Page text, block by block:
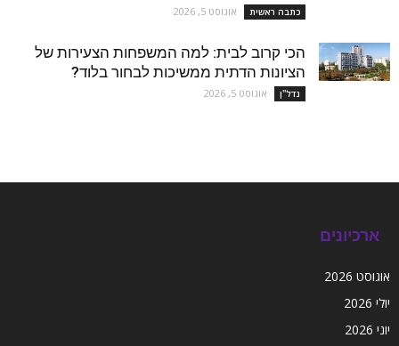
כתבה ראשית אוגוסט 5, 2026
הכי קרוב לבית: למה המשפחות הצעירות של
הציונות הדתית ממשיכות לבחור בלוד?
נדל''ן אוגוסט 5, 2026
ארכיונים
אוגוסט 2026
יולי 2026
יוני 2026